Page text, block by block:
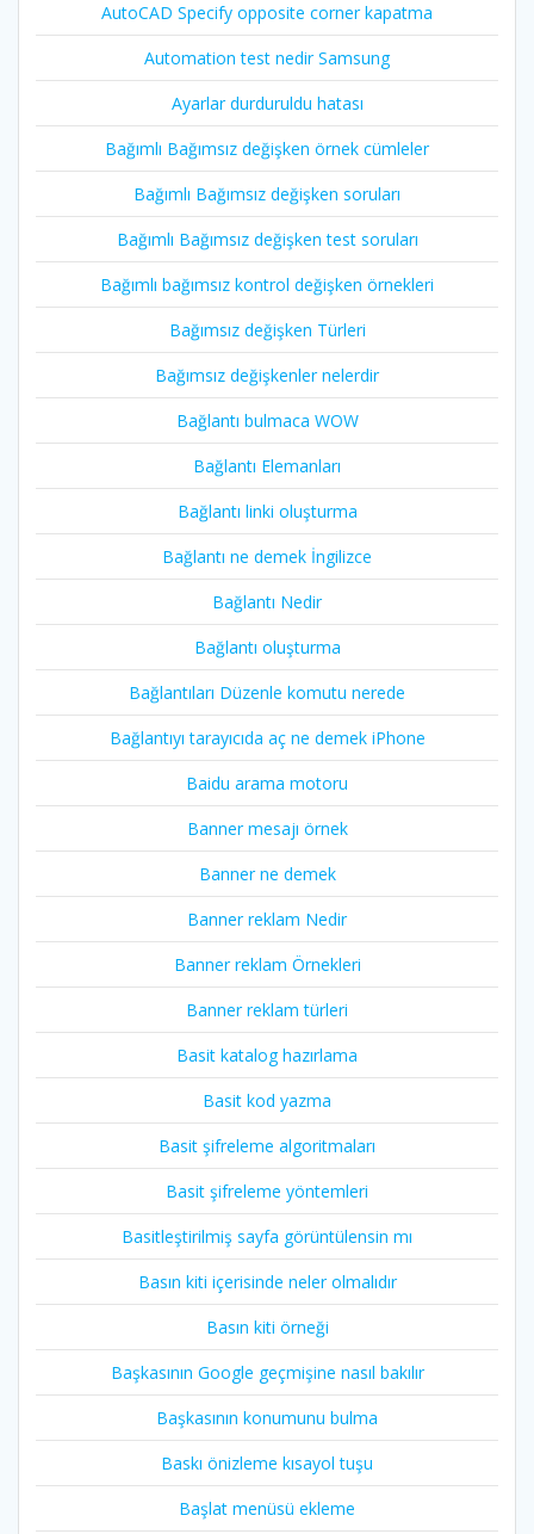
AutoCAD Specify opposite corner kapatma
Automation test nedir Samsung
Ayarlar durduruldu hatası
Bağımlı Bağımsız değişken örnek cümleler
Bağımlı Bağımsız değişken soruları
Bağımlı Bağımsız değişken test soruları
Bağımlı bağımsız kontrol değişken örnekleri
Bağımsız değişken Türleri
Bağımsız değişkenler nelerdir
Bağlantı bulmaca WOW
Bağlantı Elemanları
Bağlantı linki oluşturma
Bağlantı ne demek İngilizce
Bağlantı Nedir
Bağlantı oluşturma
Bağlantıları Düzenle komutu nerede
Bağlantıyı tarayıcıda aç ne demek iPhone
Baidu arama motoru
Banner mesajı örnek
Banner ne demek
Banner reklam Nedir
Banner reklam Örnekleri
Banner reklam türleri
Basit katalog hazırlama
Basit kod yazma
Basit şifreleme algoritmaları
Basit şifreleme yöntemleri
Basitleştirilmiş sayfa görüntülensin mı
Basın kiti içerisinde neler olmalıdır
Basın kiti örneği
Başkasının Google geçmişine nasıl bakılır
Başkasının konumunu bulma
Baskı önizleme kısayol tuşu
Başlat menüsü ekleme